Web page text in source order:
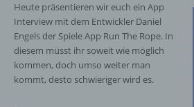
Heute präsentieren wir euch ein App
Interview mit dem Entwickler Daniel
Engels der Spiele App Run The Rope. In
diesem müsst ihr soweit wie möglich
kommen, doch umso weiter man
kommt, desto schwieriger wird es.